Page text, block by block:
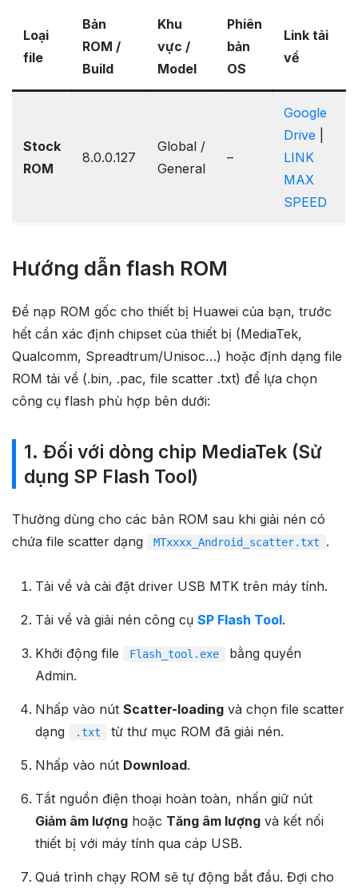
Loại
file
Bản
ROM /
Build
Khu
vực /
Model
Phiên
bản
OS
Link tải
về
Stock
ROM
8.0.0.127
Global /
General
–
Google
Drive
LINK
MAX
SPEED
Hướng dẫn flash ROM
Để nạp ROM gốc cho thiết bị Huawei của bạn, trước
hết cần xác định chipset của thiết bị (MediaTek,
Qualcomm, Spreadtrum/Unisoc…) hoặc định dạng file
ROM tải về (.bin, .pac, file scatter .txt) để lựa chọn
công cụ flash phù hợp bên dưới:
1. Đối với dòng chip MediaTek (Sử
dụng SP Flash Tool)
Thường dùng cho các bản ROM sau khi giải nén có
chứa file scatter dạng
MTxxxx_Android_scatter.txt .
Tải về và cài đặt driver USB MTK trên máy tính.
Tải về và giải nén công cụ SP Flash Tool.
Khởi động file Flash_tool.exe
bằng quyền
Admin.
Nhấp vào nút Scatter-loadingvà chọn file scatter
dạng
.txt từ thư mục ROM đã giải nén.
Nhấp vào nút Download.
Tắt nguồn điện thoại hoàn toàn, nhấn giữ nút
Giảm âm lượnghoặc Tăng âm lượngvà kết nối
thiết bị với máy tính qua cáp USB.
Quá trình chạy ROM sẽ tự động bắt đầu. Đợi cho